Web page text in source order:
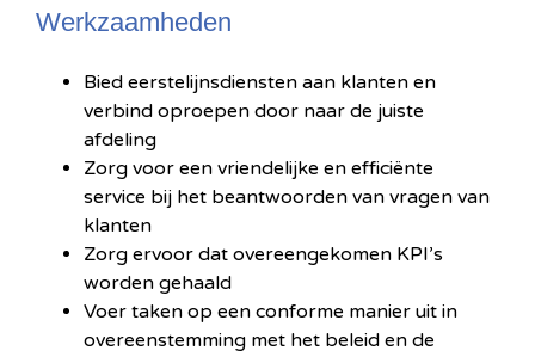
Werkzaamheden
Bied eerstelijnsdiensten aan klanten en
verbind oproepen door naar de juiste
afdeling
Zorg voor een vriendelijke en efficiënte
service bij het beantwoorden van vragen van
klanten
Zorg ervoor dat overeengekomen KPI’s
worden gehaald
Voer taken op een conforme manier uit in
overeenstemming met het beleid en de